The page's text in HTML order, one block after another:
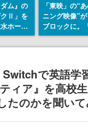
ム』の
クⅡ」を
ホース
。本体
ソナル
国軍の
「東映」の“
ニング映像”
ブロックに。
トリカル グッ
ョン」が8月
で英語学
ィア』を高校
たのかを聞い